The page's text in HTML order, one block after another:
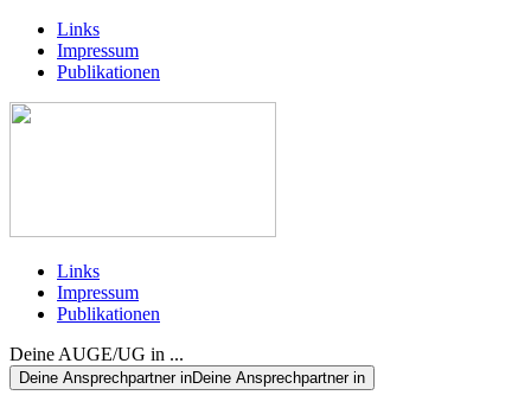
Links
Impressum
Publikationen
Links
Impressum
Publikationen
Deine AUGE/UG in ...
Deine Ansprechpartner inDeine Ansprechpartner in